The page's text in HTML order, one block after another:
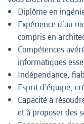
Diplôme en
Expérience d'au
compris en
Compétences
informatiques
Indépendance,
Esprit d'équipe,
Capacité à
et à proposer des